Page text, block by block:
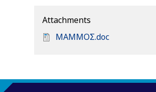
Attachments
D
ΜΑΜΜΟΣ.doc